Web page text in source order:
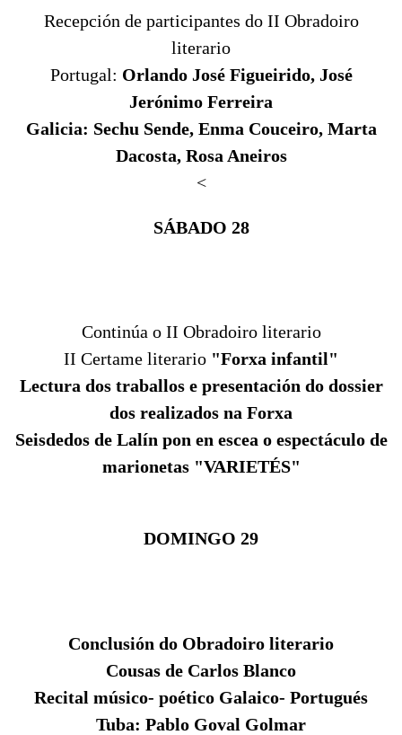
Recepción de participantes do II Obradoiro
literario
Portugal: Orlando José Figueirido, José
Jerónimo Ferreira
Galicia: Sechu Sende, Enma Couceiro, Marta
Dacosta, Rosa Aneiros
<
SÁBADO 28
Continúa o II Obradoiro literario
II Certame literario "Forxa infantil"
Lectura dos traballos e presentación do dossier
dos realizados na Forxa
Seisdedos de Lalín pon en escea o espectáculo de
marionetas "VARIETÉS"
DOMINGO 29
Conclusión do Obradoiro literario
Cousas de Carlos Blanco
Recital músico- poético Galaico- Portugués
Tuba: Pablo Goval Golmar